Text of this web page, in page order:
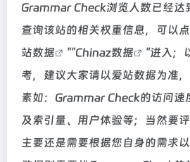
Grammar Check浏览人数已经达
查询该站的相关权重信息，可以
站数据
""Chinaz数据
"进入；
考，建议大家请以爱站数据为准
素如：Grammar Check的访问速
及索引量、用户体验等；当然要
主要还是需要根据您自身的需求